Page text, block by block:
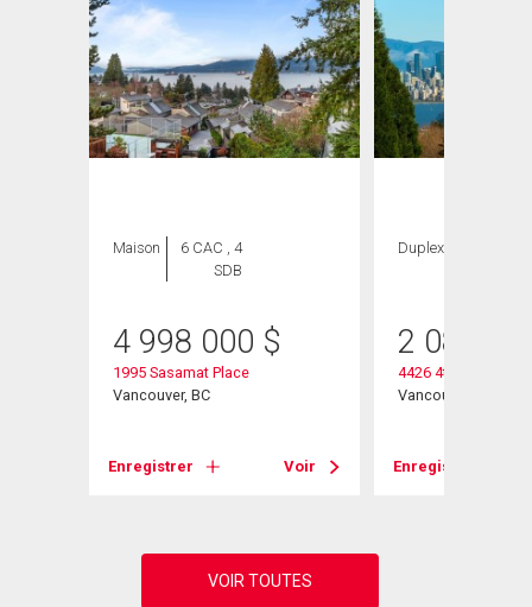
Maison
6 CAC , 4
SDB
4 998 000 $
1995 Sasamat Place
Vancouver, BC
Enregistrer Voir
Duplex
2 088
4426 4th Avenue W
Vancouver, BC
Enregistrer